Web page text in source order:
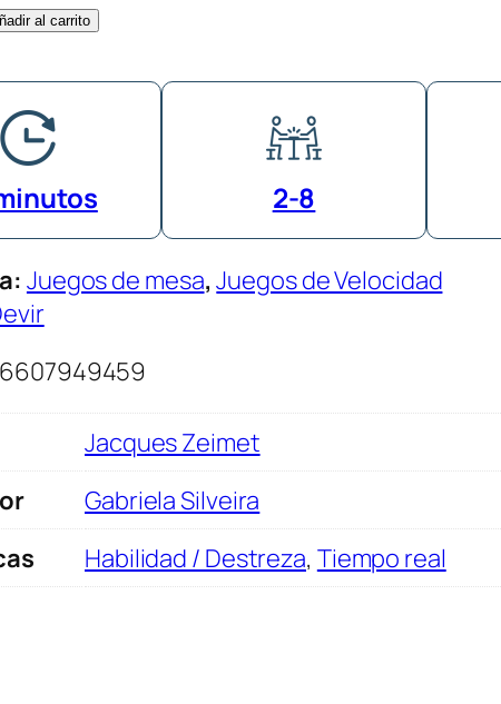
al carrito
2-8
Juegos de mesa, Juegos de Velocidad
Jacques Zeimet
Gabriela Silveira
Habilidad / Destreza, Tiempo real